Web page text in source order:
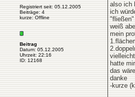
Registriert seit: 05.12.2005
Beiträge: 4
kurze: Offline
Beitrag
Datum: 05.12.2005
Uhrzeit: 22:16
ID: 12168
also ich
ich
weiß
mein
hatte
das
danke
-kurze